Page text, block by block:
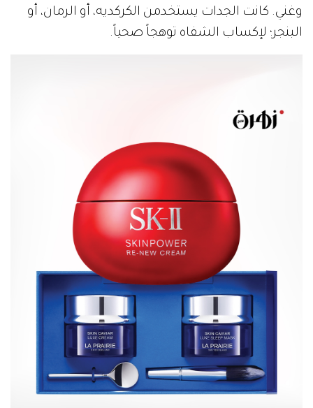
وغني. كانت الجدات يستخدمن الكركديه، أو الرمان، أو
البنجر؛ لإكساب الشفاه توهجاً صحياً.